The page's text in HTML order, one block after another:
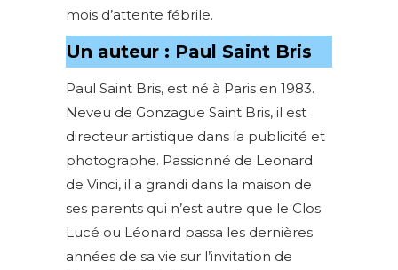
mois d’attente fébrile.
Un auteur : Paul Saint Bris
Paul Saint Bris, est né à Paris en 1983.
Neveu de Gonzague Saint Bris, il est
directeur artistique dans la publicité et
photographe. Passionné de Leonard
de Vinci, il a grandi dans la maison de
ses parents qui n’est autre que le Clos
Lucé ou Léonard passa les dernières
années de sa vie sur l’invitation de